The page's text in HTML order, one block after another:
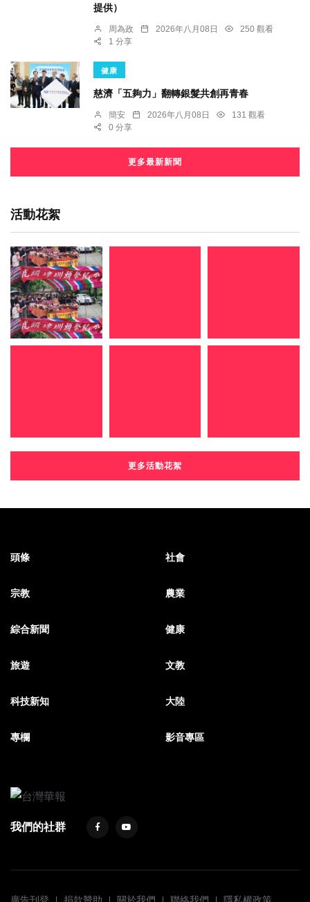
提供）
周為政 2026年八月08日
250 觀看
1 分享
健康
慈濟「五夠力」翻轉銀髮共創再青春
簡安 2026年八月08日
131 觀看
0 分享
更多最新新聞
活動花絮
更多活動花絮
頭條 社會
宗教 農業
綜合新聞 健康
旅遊 文教
科技新知 大陸
專欄 影音專區
我們的社群